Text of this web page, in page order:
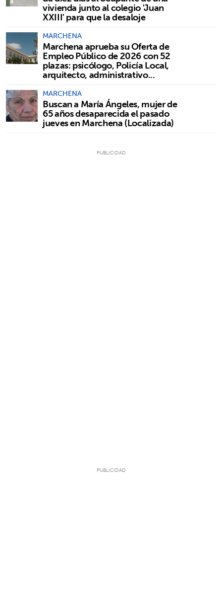
vivienda junto al colegio 'Juan
XXIII' para que la desaloje
MARCHENA
Marchena aprueba su Oferta de
Empleo Público de 2026 con 52
plazas: psicólogo, Policía Local,
arquitecto, administrativo...
MARCHENA
Buscan a María Ángeles, mujer de
65 años desaparecida el pasado
jueves en Marchena (Localizada)